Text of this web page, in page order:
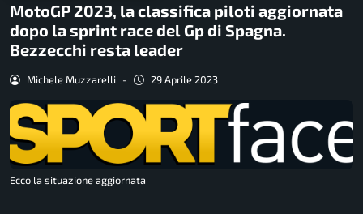
MotoGP 2023, la classifica piloti aggiornata
dopo la sprint race del Gp di Spagna.
Bezzecchi resta leader
Michele Muzzarelli - 29 Aprile 2023
Ecco la situazione aggiornata